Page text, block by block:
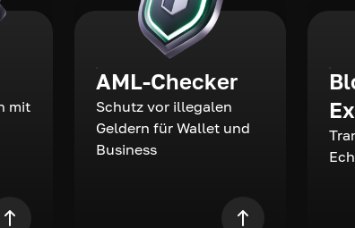
mit
AML-Checker
Schutz vor illegalen
Geldern für Wallet und
Business